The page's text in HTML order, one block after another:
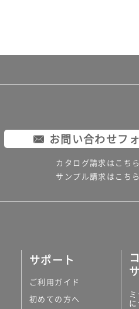
お問い合わせフ
カタログ請求はこちら
サンプル請求はこちら
サポート
ご利用ガイド
初めての方へ